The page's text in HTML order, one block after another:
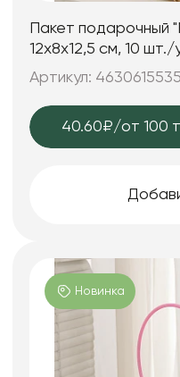
Пакет подарочный
12х8х12,5 см, 10
Артикул:
40.60₽/от 100
Новинка